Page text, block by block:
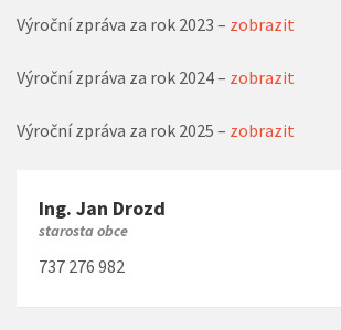
Výroční zpráva za rok 2023 – zobrazit
Výroční zpráva za rok 2024 – zobrazit
Výroční zpráva za rok 2025 – zobrazit
Ing. Jan Drozd
starosta obce
737 276 982